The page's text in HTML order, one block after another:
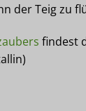
Teig zu
findest